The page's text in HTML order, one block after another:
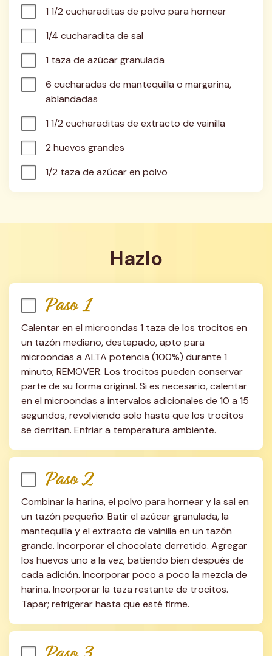
1 1/2 cucharaditas de polvo para hornear
1/4 cucharadita de sal
1 taza de azúcar granulada
6 cucharadas de mantequilla o margarina,
ablandadas
1 1/2 cucharaditas de extracto de vainilla
2 huevos grandes
1/2 taza de azúcar en polvo
Hazlo
Paso 1
Calentar en el microondas 1 taza de los trocitos en
un tazón mediano, destapado, apto para
microondas a ALTA potencia (100%) durante 1
minuto; REMOVER. Los trocitos pueden conservar
parte de su forma original. Si es necesario, calentar
en el microondas a intervalos adicionales de 10 a 15
segundos, revolviendo solo hasta que los trocitos
se derritan. Enfriar a temperatura ambiente.
Paso 2
Combinar la harina, el polvo para hornear y la sal en
un tazón pequeño. Batir el azúcar granulada, la
mantequilla y el extracto de vainilla en un tazón
grande. Incorporar el chocolate derretido. Agregar
los huevos uno a la vez, batiendo bien después de
cada adición. Incorporar poco a poco la mezcla de
harina. Incorporar la taza restante de trocitos.
Tapar; refrigerar hasta que esté firme.